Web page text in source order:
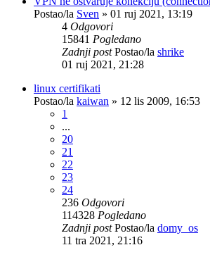
Postao/la Sven » 01 ruj 2021, 13:19
4 Odgovori
15841 Pogledano
Zadnji postPostao/la shrike
01 ruj 2021, 21:28
linux certifikati
Postao/la kaiwan » 12 lis 2009, 16:53
1
...
20
21
22
23
24
236 Odgovori
114328 Pogledano
Zadnji postPostao/la domy_os
11 tra 2021, 21:16